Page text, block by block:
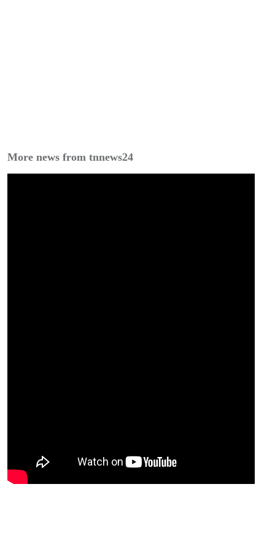
More news from tnnews24